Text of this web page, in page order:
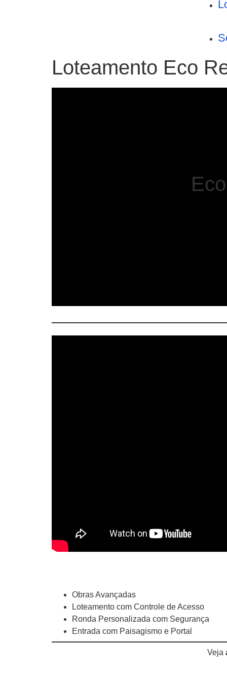
Loteamento Eco
Obras Avançadas
Loteamento com Controle de Acesso
Ronda Personalizada com Segurança
Entrada com Paisagismo e Portal
Veja